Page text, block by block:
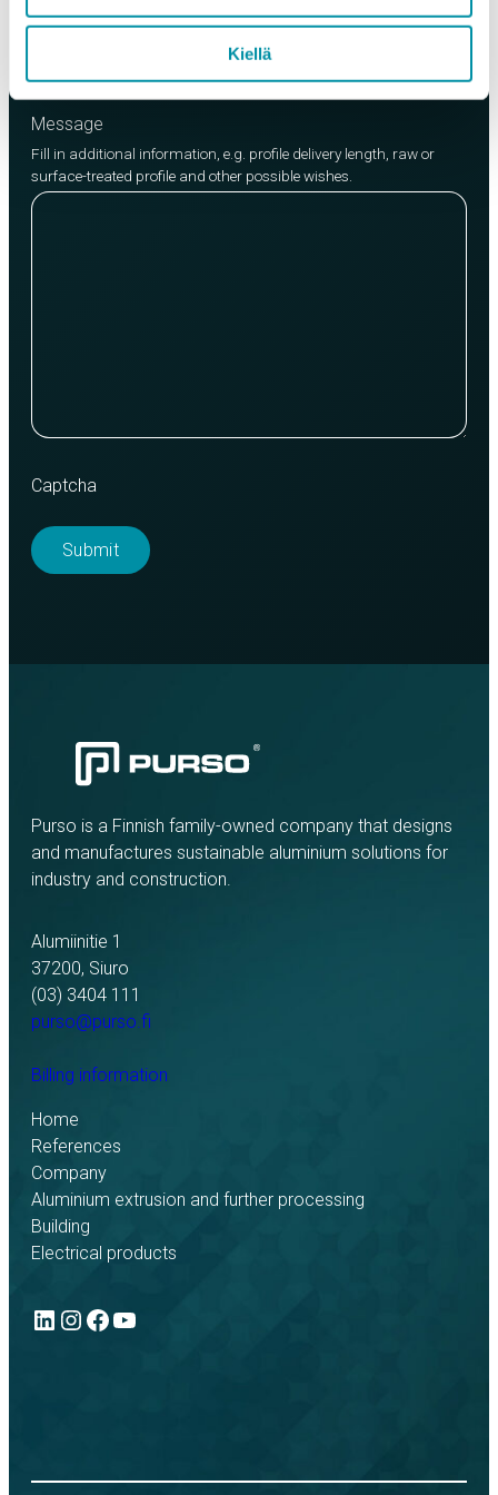
Kiellä
Add product
Message
Fill in additional information, e.g. profile delivery length, raw or
surface-treated profile and other possible wishes.
Captcha
Purso is a Finnish family-owned company that designs
and manufactures sustainable aluminium solutions for
industry and construction.
Alumiinitie 1
37200, Siuro
(03) 3404 111
purso@purso.fi
Billing information
Home
References
Company
Aluminium extrusion and further processing
Building
Electrical products
LinkedIn
Instagram
Facebook
YouTube